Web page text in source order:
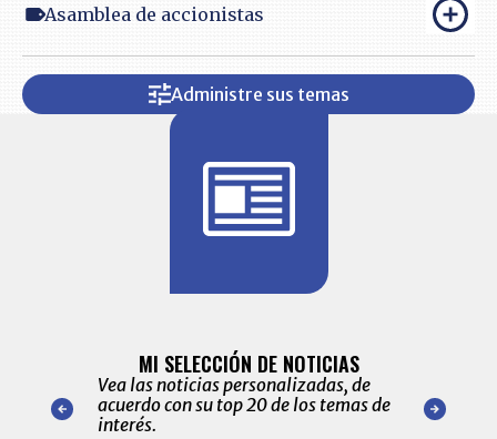
Asamblea de accionistas
Administre sus temas
nuestro
para
MI SELECCIÓN DE NOTICIAS
Vea las noticias personalizadas, de
acuerdo con su top 20 de los temas de
interés.
de las